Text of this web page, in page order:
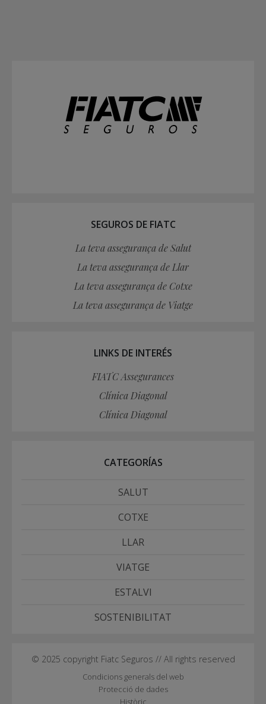
SEGUROS DE FIATC
La teva assegurança de Salut
La teva assegurança de Llar
La teva assegurança de Cotxe
La teva assegurança de Viatge
LINKS DE INTERÉS
FIATC Assegurances
Clínica Diagonal
Clínica Diagonal
CATEGORÍAS
SALUT
COTXE
LLAR
VIATGE
ESTALVI
SOSTENIBILITAT
© 2025 copyright Fiatc Seguros // All rights reserved
Condicions generals del web
Protecció de dades
Històric